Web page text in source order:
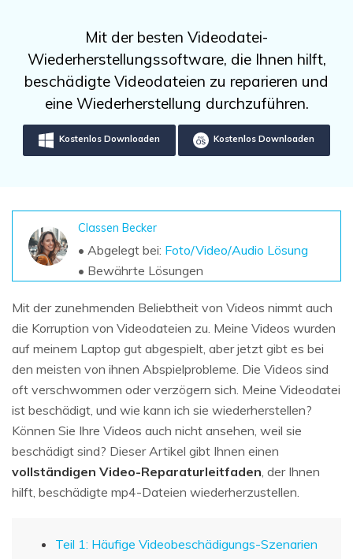
Kostenlos Testen
Recoverit kostenlos
Verlorene/gel?schte Daten kostenlos
Weitere Produkte
Repairit - Datenreparatur
UBackit - Datensicherung
Datenverlust-Szenarien
ALLE FUNKTIONEN ENTDECKEN
Aktuelles Thema
search
Mit der besten Videodatei-
Wiederherstellungssoftware, die Ihnen hilft,
beschädigte Videodateien zu reparieren und
eine Wiederherstellung durchzuführen.
Kostenlos Downloaden Kostenlos Downloaden
Classen Becker
• Abgelegt bei: Foto/Video/Audio Lösung
• Bewährte Lösungen
Mit der zunehmenden Beliebtheit von Videos nimmt auch
die Korruption von Videodateien zu. Meine Videos wurden
auf meinem Laptop gut abgespielt, aber jetzt gibt es bei
den meisten von ihnen Abspielprobleme. Die Videos sind
oft verschwommen oder verzögern sich. Meine Videodatei
ist beschädigt, und wie kann ich sie wiederherstellen?
Können Sie Ihre Videos auch nicht ansehen, weil sie
beschädigt sind? Dieser Artikel gibt Ihnen einen
vollständigen Video-Reparaturleitfaden , der Ihnen
hilft, beschädigte mp4-Dateien wiederherzustellen.
Teil 1: Häufige Videobeschädigungs-Szenarien